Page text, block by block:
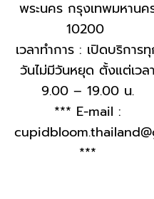
พระนคร กรุงเทพมหานค
10200
เวลาทำการ : เปิดบริการ
วันไม่มีวันหยุด ตั้งแต่เวลา
9.00 – 19.00 น.
*** E-mail :
***